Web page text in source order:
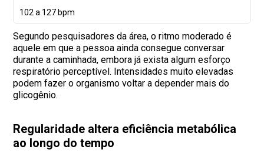
102 a 127 bpm
Segundo pesquisadores da área, o ritmo moderado é
aquele em que a pessoa ainda consegue conversar
durante a caminhada, embora já exista algum esforço
respiratório perceptível. Intensidades muito elevadas
podem fazer o organismo voltar a depender mais do
glicogênio.
Regularidade altera eficiência metabólica
ao longo do tempo